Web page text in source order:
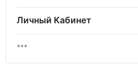
Личный Кабинет
***